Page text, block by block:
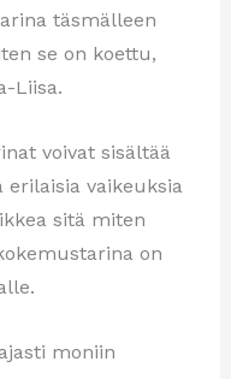
täsmälleen
se on koettu,
Liisa.
voivat sisältää
vaikeuksia
sitä miten
on
moniin